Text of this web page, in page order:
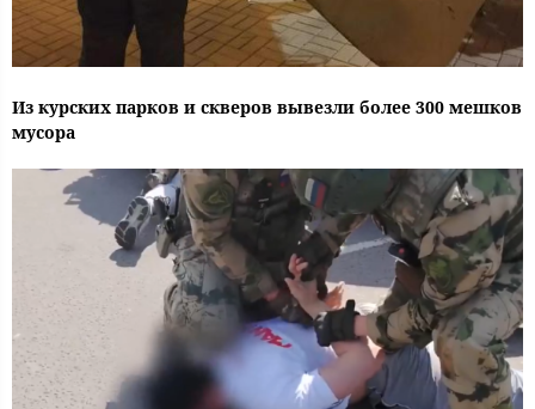
Из курских парков и скверов вывезли более 300 мешков
мусора